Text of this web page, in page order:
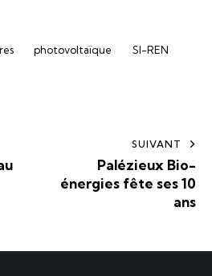
photovoltaïque
SI-REN
SUIVANT
Palézieux Bio-
énergies fête ses 10
ans